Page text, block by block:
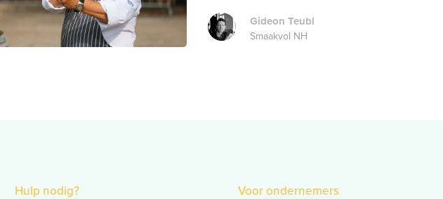
Gideon Teubl
Smaakvol NH
Hulp nodig? Voor ondernemers